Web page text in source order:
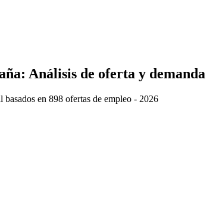
Análisis de oferta y demanda
en 898 ofertas de empleo - 2026